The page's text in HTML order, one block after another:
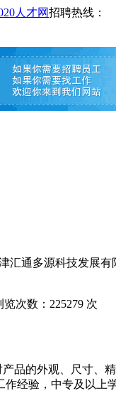
人才网招聘热线：
汇通多源科技发展有
次数： 225279 次
品的外观、尺寸、
经验，中专及以